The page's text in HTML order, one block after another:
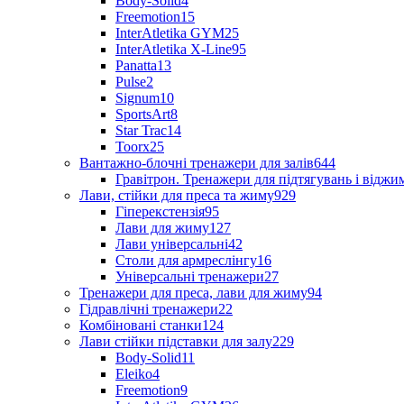
Freemotion15
InterAtletika GYM25
InterAtletika X-Line95
Panatta13
Pulse2
Signum10
SportsArt8
Star Trac14
Toorx25
Вантажно-блочні тренажери для залів644
Гравітрон. Тренажери для підтягувань і
Лави, стійки для преса та жиму929
Гіперекстензія95
Лави для жиму127
Лави універсальні42
Столи для армреслінгу16
Універсальні тренажери27
Тренажери для преса, лави для жиму94
Гідравлічні тренажери22
Комбіновані станки124
Лави стійки підставки для залу229
Body-Solid11
Eleiko4
Freemotion9